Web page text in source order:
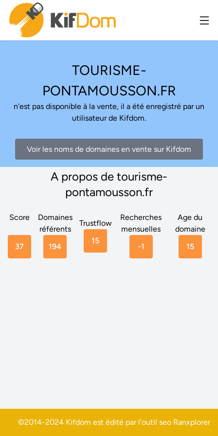
TOURISME-
PONTAMOUSSON.FR
n'est pas disponible à la vente, il a été enregistré par un
utilisateur de Kifdom.
Voir les noms de domaines en vente sur Kifdom
A propos de tourisme-
pontamousson.fr
Score
37
Domaines
référents
194
Trustflow
15
Recherches
mensuelles
-1
Age du
domaine
15
©2014-2024 Kifdom est édité par l'outil seo Ranxplorer